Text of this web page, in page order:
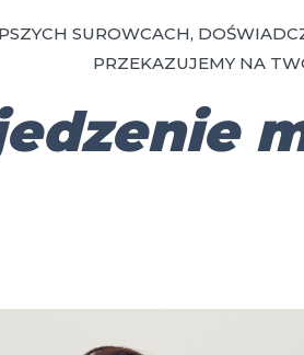
SUROWCACH,
PRZEKAZUJEMY NA